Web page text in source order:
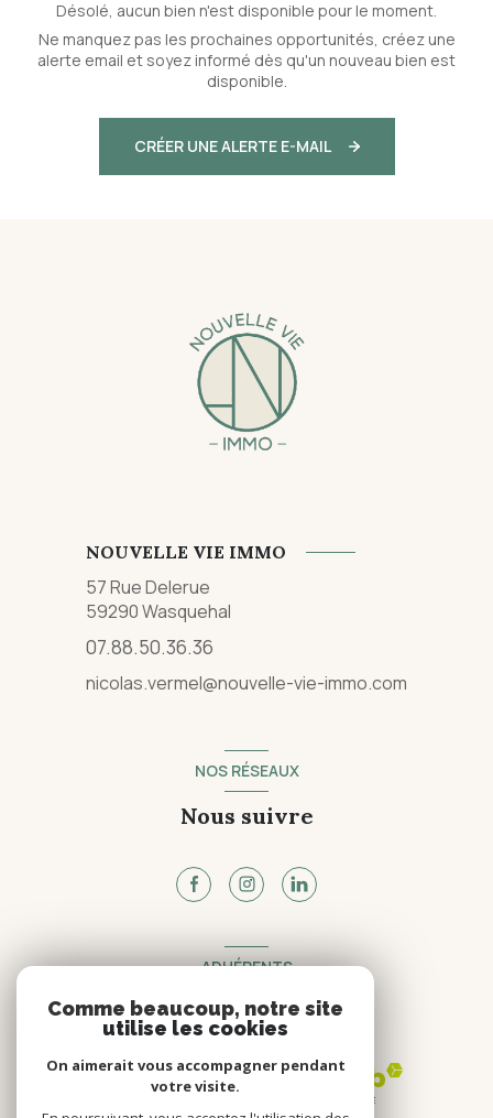
Désolé, aucun bien n'est disponible pour le moment.
Ne manquez pas les prochaines opportunités, créez une
alerte email et soyez informé dès qu'un nouveau bien est
disponible.
CRÉER UNE ALERTE E-MAIL
NOUVELLE VIE IMMO
57 Rue Delerue
59290Wasquehal
07.88.50.36.36
nicolas.vermel@nouvelle-vie-immo.com
NOS RÉSEAUX
Nous suivre
ADHÉRENTS
Nous adhérons
Comme beaucoup, notre site
utilise les cookies
On aimerait vous accompagner pendant
votre visite.